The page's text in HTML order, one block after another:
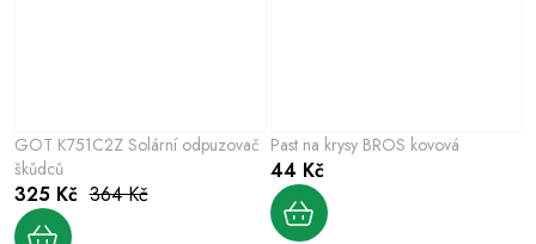
GOT K751C2Z Solární odpuzovač
škůdců
325 Kč 364 Kč
Past na krysy BROS kovová
44 Kč